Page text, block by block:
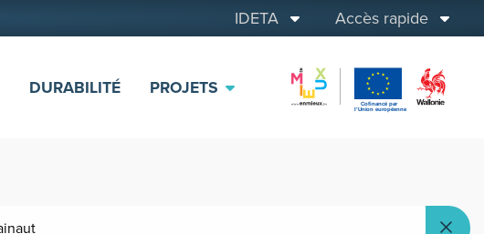
IDETA Accès rapide
DURABILITÉ PROJETS